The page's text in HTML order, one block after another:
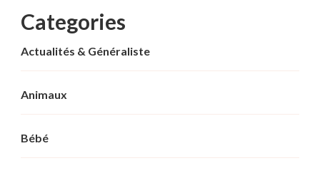
Categories
Actualités & Généraliste
Animaux
Bébé